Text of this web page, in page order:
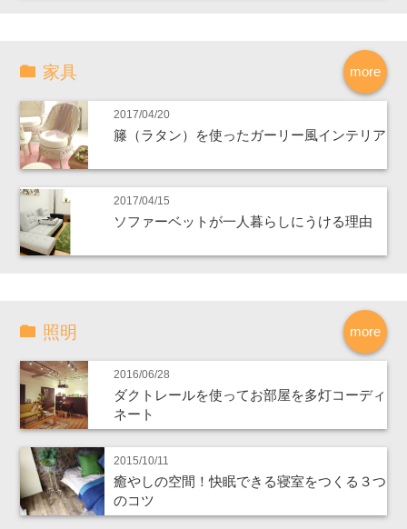
more
家具
2017/04/20
籐（ラタン）を使ったガーリー風インテリア
2017/04/15
ソファーベットが一人暮らしにうける理由
more
照明
2016/06/28
ダクトレールを使ってお部屋を多灯コーディ
ネート
2015/10/11
癒やしの空間！快眠できる寝室をつくる３つ
のコツ